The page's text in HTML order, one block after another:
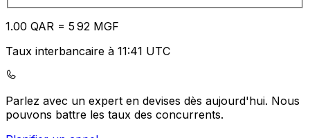
1.00 QAR = 5 92 MGF
Taux interbancaire à 11:41 UTC
Parlez avec un expert en devises dès aujourd'hui. Nous
pouvons battre les taux des concurrents.